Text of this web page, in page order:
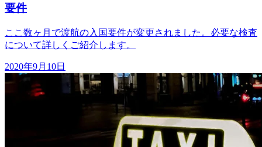
要件
ここ数ヶ月で渡航の入国要件が変更されました。必要な検査
について詳しくご紹介します。
2020年9月10日